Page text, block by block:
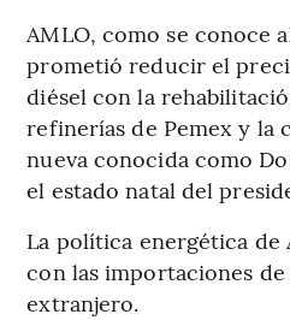
AMLO, como se conoce
prometió reducir el
diésel con la
refinerías de Pemex y la
nueva conocida como
el estado natal del
La política energética de
con las importaciones
extranjero.